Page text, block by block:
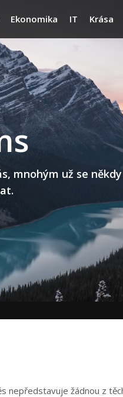
Ekonomika IT Krása
mnohým už se
nepředstavuje žádnou z